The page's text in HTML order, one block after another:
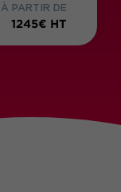
À PARTIR DE
1245€ HT